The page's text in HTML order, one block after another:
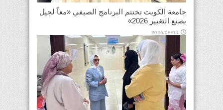
جامعة الكويت تختتم البرنامج الصيفي «معاً لجيل
يصنع التغيير 2026»
2026/08/03